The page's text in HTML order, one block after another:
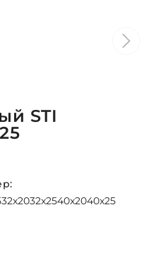
STI
32x2032x2540x2040x25